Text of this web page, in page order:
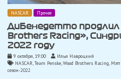
NASCAR Прочее
ДиБенедетто
Brothers Racing»,
2022 году
9 октября, 19:00
Илья Навроцкий
NASCAR,Team Penske,Wood Brothers Racing,
сезон-2022